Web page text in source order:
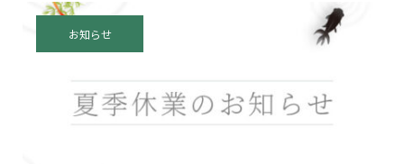
お知らせ